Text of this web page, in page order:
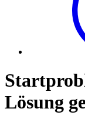
Lösung